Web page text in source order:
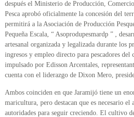
después el Ministerio de Producción,
Pesca aprobó oficialmente la concesión del
permitirá a la Asociación de Producción
Pequeña Escala, “ Asoprodupesmardp ” ,
artesanal organizada y legalizada durante los
ingresos y empleo directo para pescadores
impulsado por Edisson Arcentales,
cuenta con el liderazgo de Dixon Mero,
Ambos coinciden en que Jaramijó tiene un
maricultura, pero destacan que es necesario el
autoridades para seguir creciendo. El cultivo